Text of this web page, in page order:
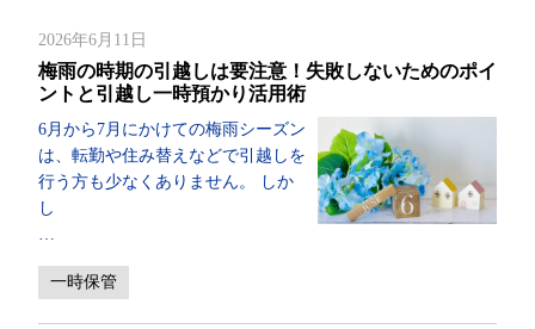
2026年6月11日
梅雨の時期の引越しは要注意！失敗しないためのポイ
ントと引越し一時預かり活用術
6月から7月にかけての梅雨シーズン
は、転勤や住み替えなどで引越しを
行う方も少なくありません。 しか
し
…
一時保管